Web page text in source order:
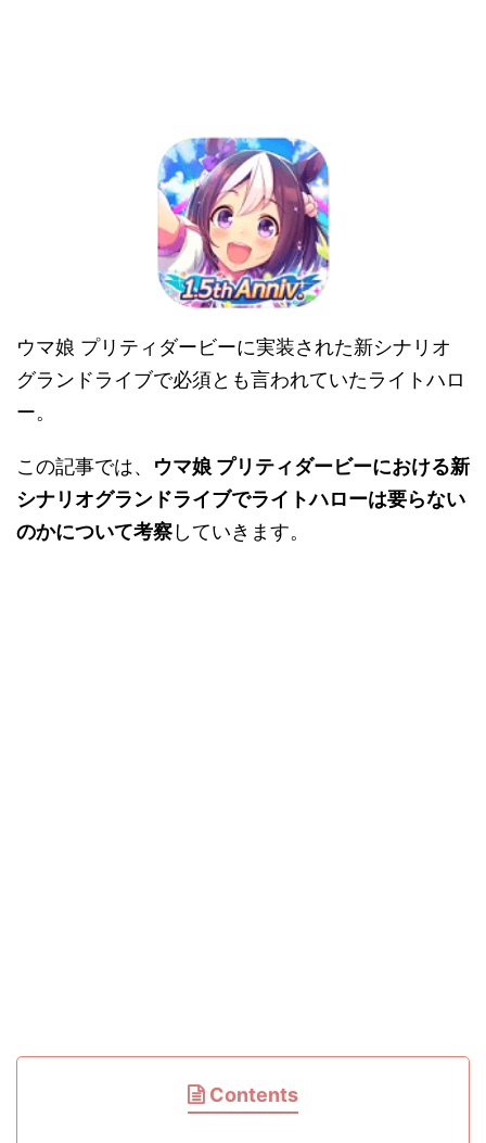
ウマ娘 プリティダービーに実装された新シナリオ
グランドライブで必須とも言われていたライトハロ
ー。
この記事では、 ウマ娘 プリティダービーにおける新
シナリオグランドライブでライトハローは要らない
のかについて考察していきます。
Contents